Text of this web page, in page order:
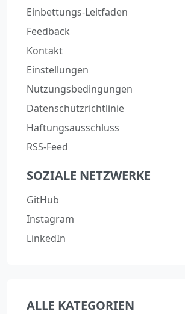
Einbettungs-Leitfaden
Feedback
Kontakt
Einstellungen
Nutzungsbedingungen
Datenschutzrichtlinie
Haftungsausschluss
RSS-Feed
SOZIALE NETZWERKE
GitHub
Instagram
LinkedIn
ALLE KATEGORIEN